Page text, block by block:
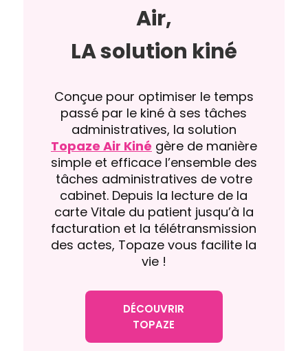
Air,
LA solution kiné
Conçue pour optimiser le temps
passé par le kiné à ses tâches
administratives, la solution
Topaze Air Kiné gère de manière
simple et efficace l’ensemble des
tâches administratives de votre
cabinet. Depuis la lecture de la
carte Vitale du patient jusqu’à la
facturation et la télétransmission
des actes, Topaze vous facilite la
vie !
DÉCOUVRIR
TOPAZE